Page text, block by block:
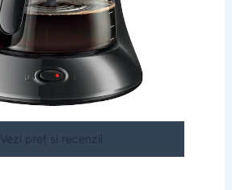
Vezi preț și recenzii